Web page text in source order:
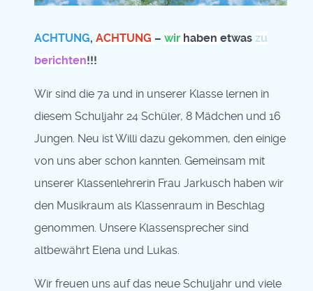
ACHTUNG, ACHTUNG – wir haben etwas zu
berichten!!!
Wir sind die 7a und in unserer Klasse lernen in
diesem Schuljahr 24 Schüler, 8 Mädchen und 16
Jungen. Neu ist Willi dazu gekommen, den einige
von uns aber schon kannten. Gemeinsam mit
unserer Klassenlehrerin Frau Jarkusch haben wir
den Musikraum als Klassenraum in Beschlag
genommen. Unsere Klassensprecher sind
altbewährt Elena und Lukas.
Wir freuen uns auf das neue Schuljahr und viele